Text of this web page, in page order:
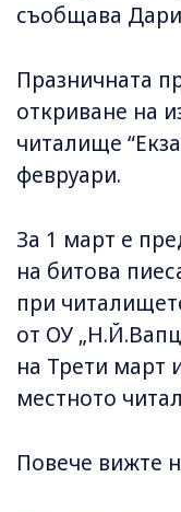
съобщава
Празничната
откриване на
читалище
февруари.
За 1 март е
на битова
при
от ОУ
на Трети март
местното
Повече вижте